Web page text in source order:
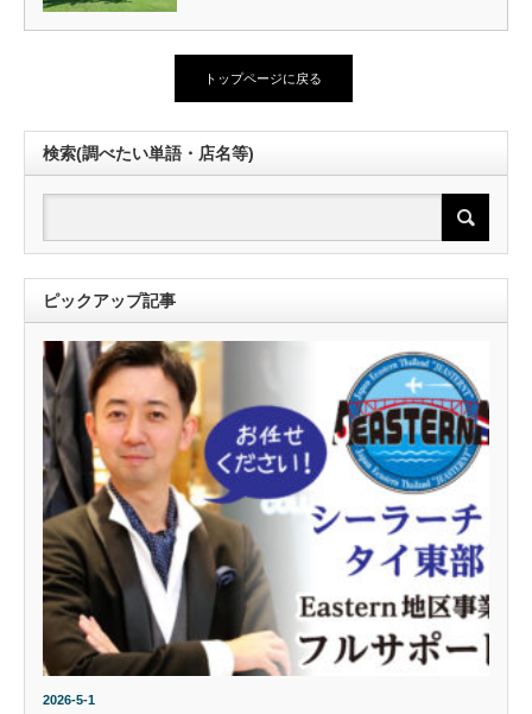
トップページに戻る
検索(調べたい単語・店名等)
ピックアップ記事
2026-5-1